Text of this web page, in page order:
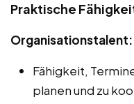
Praktische
Organisationstalent:
Fähigkeit,
planen und zu